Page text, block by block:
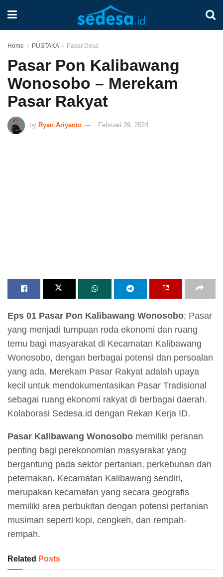
Home PUSTAKA Pasar Desa
Pasar Pon Kalibawang
Wonosobo – Merekam
Pasar Rakyat
by Ryan Ariyanto Februari 29, 2024
Eps 01 Pasar Pon Kalibawang Wonosobo; Pasar
yang menjadi tumpuan roda ekonomi dan ruang
temu bagi masyarakat di Kecamatan Kalibawang
Wonosobo, dengan berbagai potensi dan persoalan
yang ada. Merekam Pasar Rakyat adalah upaya
kecil untuk mendokumentasikan Pasar Tradisional
sebagai ruang ekonomi rakyat di berbagai daerah.
Kolaborasi Sedesa.id dengan Rekan Kerja ID.
Pasar Kalibawang Wonosobo memiliki peranan
penting bagi perekonomian masyarakat yang
bergantung pada sektor pertanian, perkebunan dan
peternakan. Kecamatan Kalibawang sendiri,
merupakan kecamatan yang secara geografis
memiliki area perbukitan dengan potensi pertanian
musiman seperti kopi, cengkeh, dan rempah-
rempah.
Related Posts